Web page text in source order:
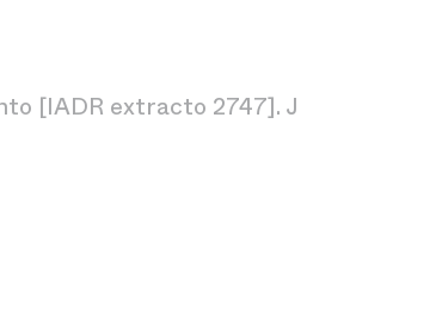
[IADR extracto 2747]. J